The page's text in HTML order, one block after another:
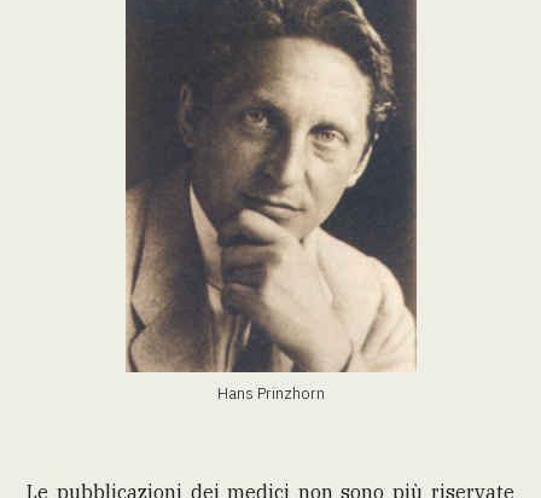
Hans Prinzhorn
Le pubblicazioni dei medici non sono più riservate